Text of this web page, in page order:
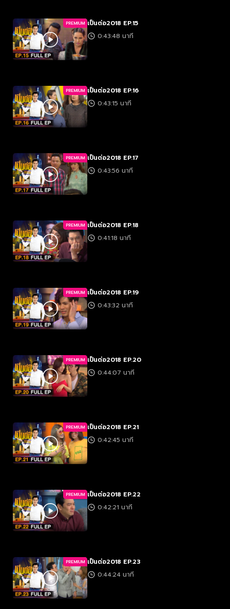
PREMIUM เป็นต่อ2018 EP.15
0:43:48 นาที
PREMIUM เป็นต่อ2018 EP.16
0:43:15 นาที
PREMIUM เป็นต่อ2018 EP.17
0:43:56 นาที
PREMIUM เป็นต่อ2018 EP.18
0:41:18 นาที
PREMIUM เป็นต่อ2018 EP.19
0:43:32 นาที
PREMIUM เป็นต่อ2018 EP.20
0:44:07 นาที
PREMIUM เป็นต่อ2018 EP.21
0:42:45 นาที
PREMIUM เป็นต่อ2018 EP.22
0:42:21 นาที
PREMIUM เป็นต่อ2018 EP.23
0:44:24 นาที